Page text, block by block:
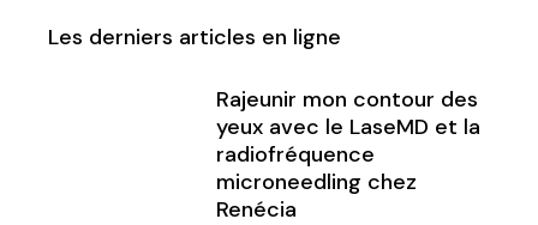
Les derniers articles en ligne
Rajeunir mon contour des
yeux avec le LaseMD et la
radiofréquence
microneedling chez
Renécia